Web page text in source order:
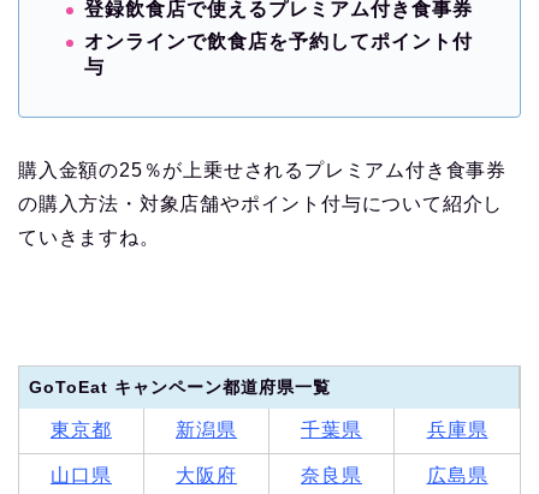
登録飲食店で使えるプレミアム付き食事券
オンラインで飲食店を予約してポイント付
与
購入金額の25％が上乗せされるプレミアム付き食事券
の購入方法・対象店舗やポイント付与について紹介し
ていきますね。
GoToEat キャンペーン都道府県一覧
東京都 新潟県 千葉県 兵庫県
山口県 大阪府 奈良県 広島県